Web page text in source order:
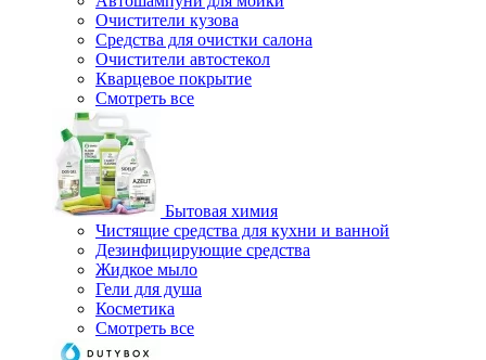
Очистители кузова
Средства для очистки салона
Очистители автостекол
Кварцевое покрытие
Смотреть все
Бытовая химия
Чистящие средства для кухни и ванной
Дезинфицирующие средства
Жидкое мыло
Гели для душа
Косметика
Смотреть все